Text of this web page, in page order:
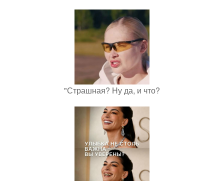
"Страшная? Ну да, и что?